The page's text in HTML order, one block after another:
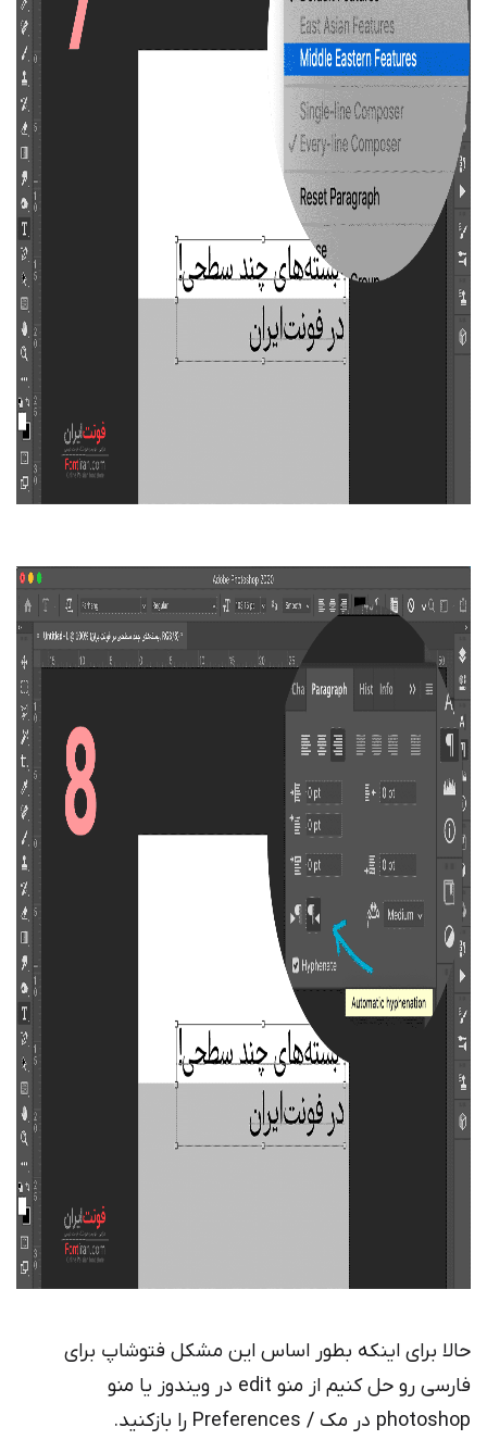
حالا برای اینکه بطور اساس این مشکل فتوشاپ برای
فارسی رو حل کنیم از منو edit در ویندوز یا منو
photoshop در مک / Preferences را بازکنید.